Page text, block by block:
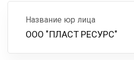
Название юр лица
ООО "ПЛАСТ РЕСУРС"